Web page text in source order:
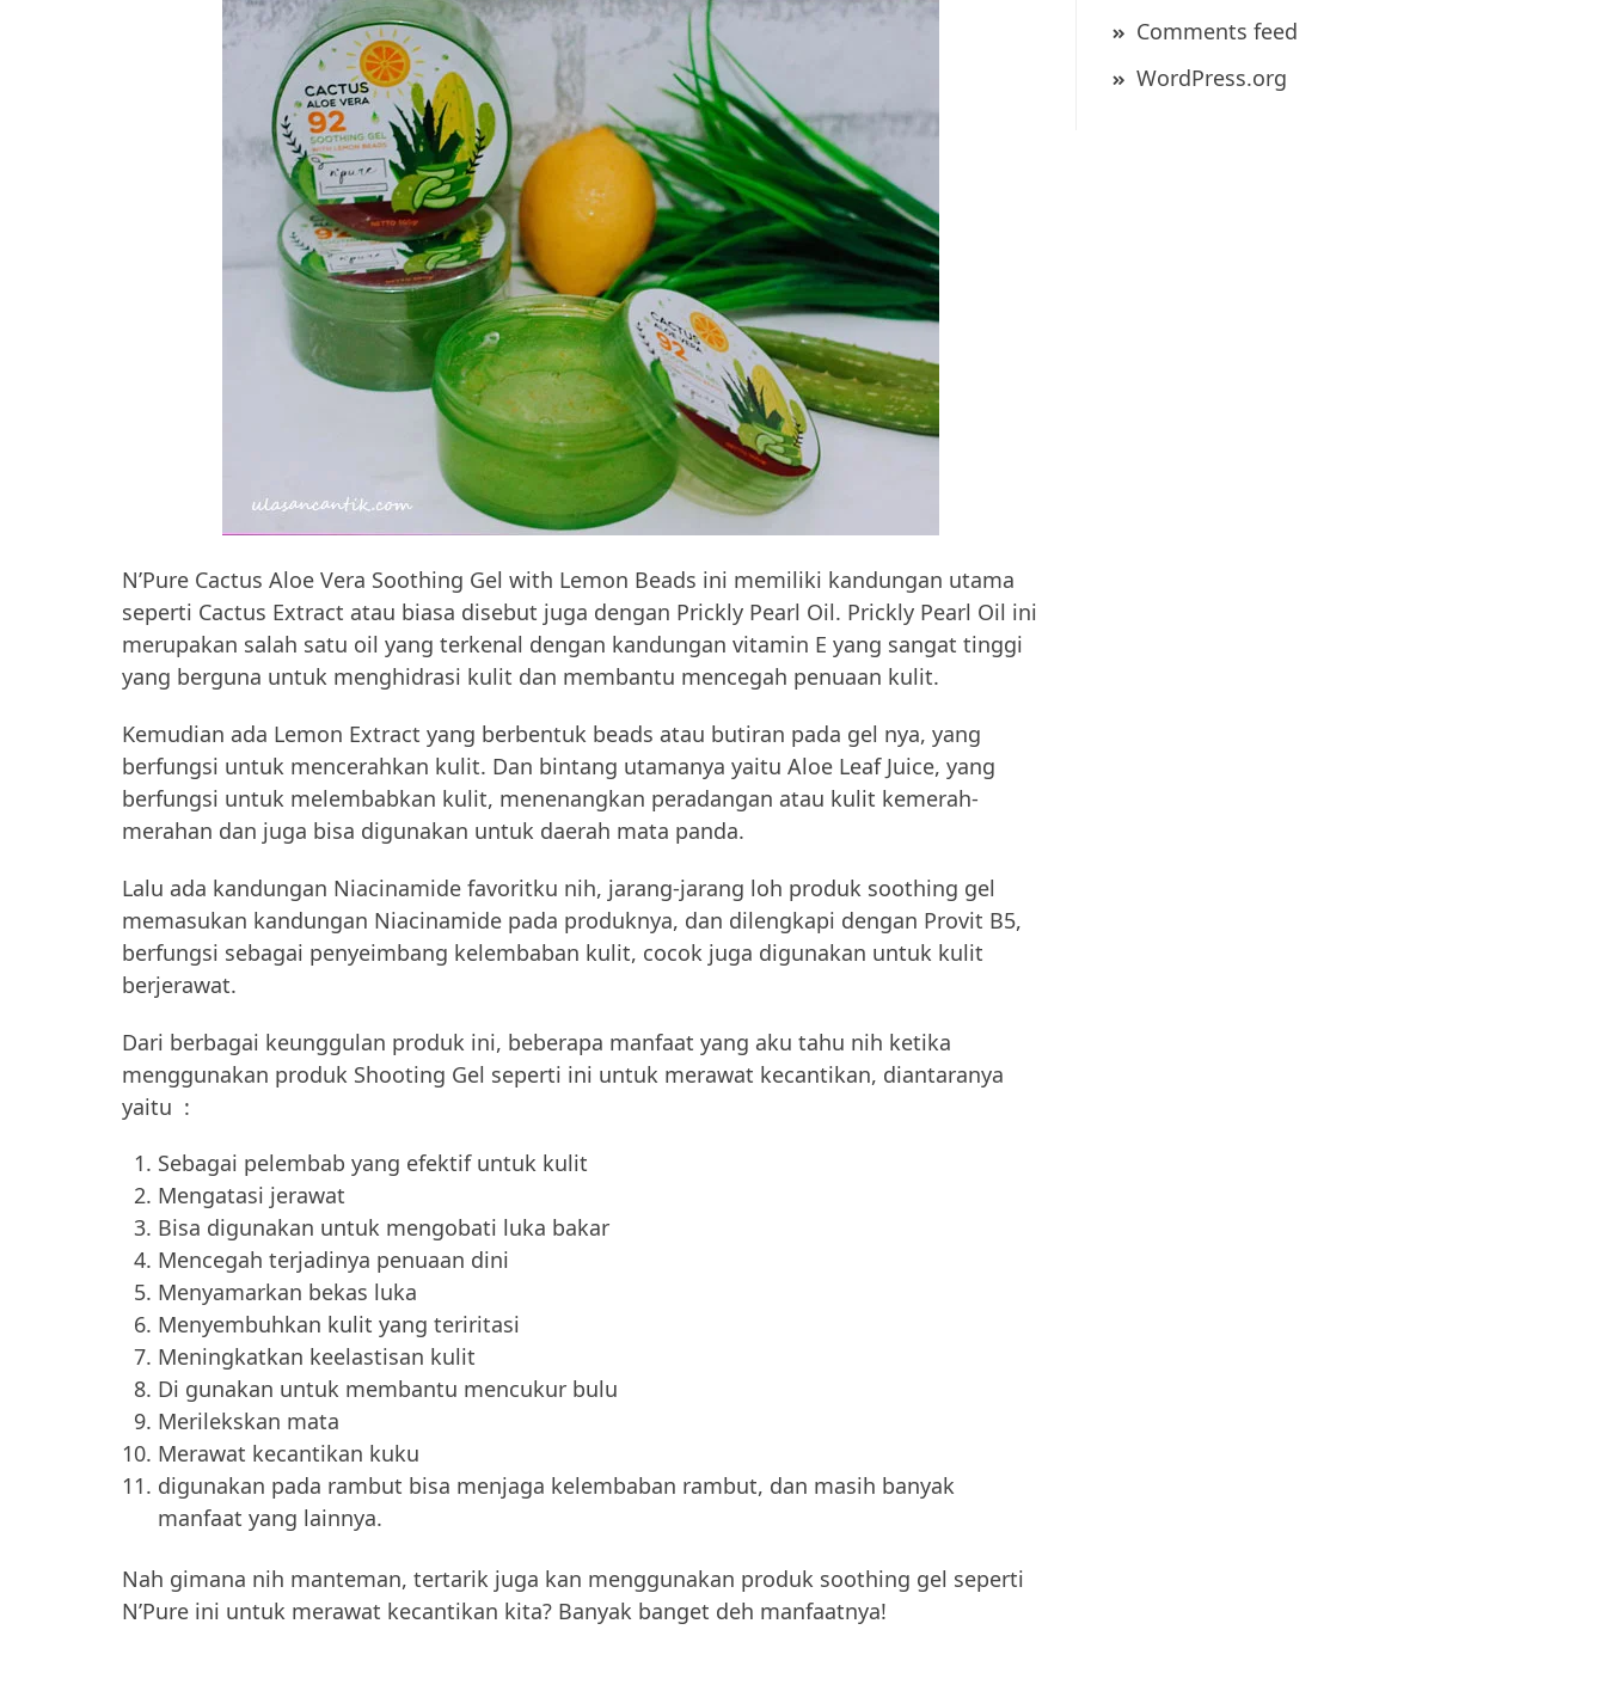
N’Pure Cactus Aloe Vera Soothing Gel with Lemon Beads ini memiliki kandungan utama
seperti Cactus Extract atau biasa disebut juga dengan Prickly Pearl Oil. Prickly Pearl Oil ini
merupakan salah satu oil yang terkenal dengan kandungan vitamin E yang sangat tinggi
yang berguna untuk menghidrasi kulit dan membantu mencegah penuaan kulit.
Kemudian ada Lemon Extract yang berbentuk beads atau butiran pada gel nya, yang
berfungsi untuk mencerahkan kulit. Dan bintang utamanya yaitu Aloe Leaf Juice, yang
berfungsi untuk melembabkan kulit, menenangkan peradangan atau kulit kemerah-
merahan dan juga bisa digunakan untuk daerah mata panda.
Lalu ada kandungan Niacinamide favoritku nih, jarang-jarang loh produk soothing gel
memasukan kandungan Niacinamide pada produknya, dan dilengkapi dengan Provit B5,
berfungsi sebagai penyeimbang kelembaban kulit, cocok juga digunakan untuk kulit
berjerawat.
Dari berbagai keunggulan produk ini, beberapa manfaat yang aku tahu nih ketika
menggunakan produk Shooting Gel seperti ini untuk merawat kecantikan, diantaranya
yaitu :
Sebagai pelembab yang efektif untuk kulit
Mengatasi jerawat
Bisa digunakan untuk mengobati luka bakar
Mencegah terjadinya penuaan dini
Menyamarkan bekas luka
Menyembuhkan kulit yang teriritasi
Meningkatkan keelastisan kulit
Di gunakan untuk membantu mencukur bulu
Merilekskan mata
Merawat kecantikan kuku
digunakan pada rambut bisa menjaga kelembaban rambut, dan masih banyak
manfaat yang lainnya.
Nah gimana nih manteman, tertarik juga kan menggunakan produk soothing gel seperti
N’Pure ini untuk merawat kecantikan kita? Banyak banget deh manfaatnya!
Comments feed
WordPress.org